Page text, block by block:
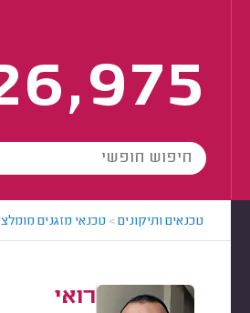
טכנאים ותיקונים> טכנאי מזגנים
רואי